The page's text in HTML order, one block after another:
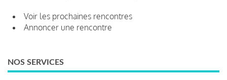
Voir les prochaines rencontres
Annoncer une rencontre
NOS SERVICES